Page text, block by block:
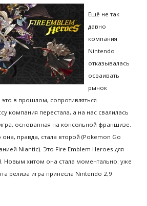
Ещё не так
давно
компания
Nintendo
отказывалась
осваивать
рынок
в прошлом, сопротивляться
компания перестала, а на нас свалилась
основанная на консольной франшизе.
правда, стала второй (Pokemon Go
Niantic). Это Fire Emblem Heroes для
Новым хитом она стала моментально: уже
релиза игра принесла Nintendo 2,9